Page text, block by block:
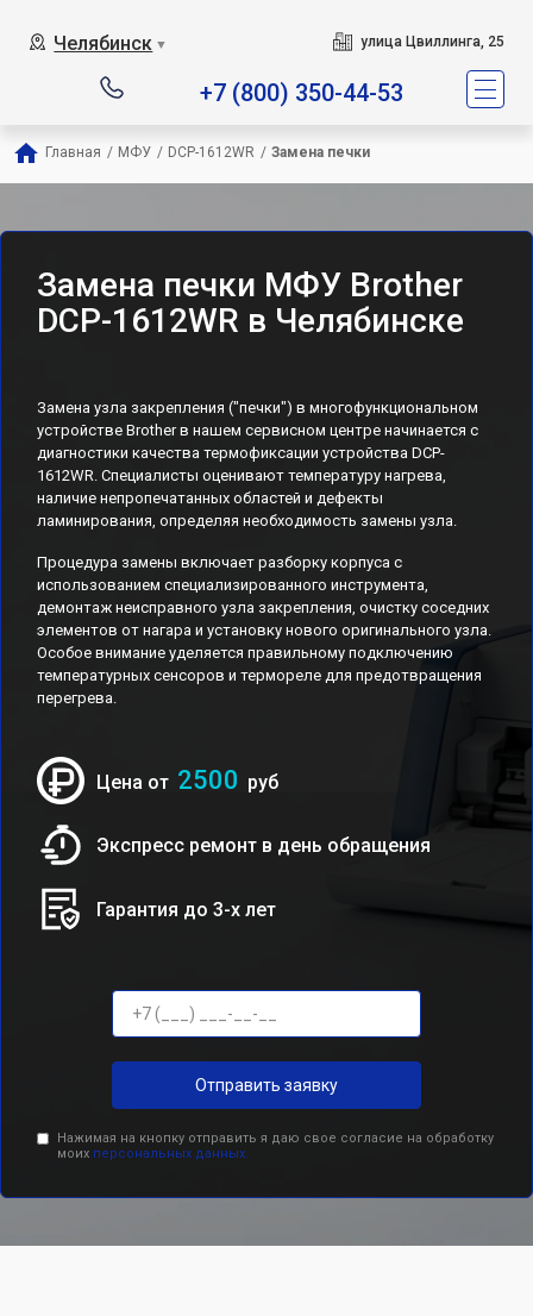
Челябинск ▼ улица Цвиллинга, 25
+7 (800) 350-44-53
Главная / МФУ / DCP-1612WR / Замена печки
Замена печки МФУ Brother
DCP-1612WR в Челябинске
Замена узла закрепления ("печки") в многофункциональном
устройстве Brother в нашем сервисном центре начинается с
диагностики качества термофиксации устройства DCP-
1612WR. Специалисты оценивают температуру нагрева,
наличие непропечатанных областей и дефекты
ламинирования, определяя необходимость замены узла.
Процедура замены включает разборку корпуса с
использованием специализированного инструмента,
демонтаж неисправного узла закрепления, очистку соседних
элементов от нагара и установку нового оригинального узла.
Особое внимание уделяется правильному подключению
температурных сенсоров и термореле для предотвращения
перегрева.
Цена от 2500 руб
Экспресс ремонт в день обращения
Гарантия до 3-х лет
Отправить заявку
Нажимая на кнопку отправить я даю свое согласие на обработку
моих персональных данных.